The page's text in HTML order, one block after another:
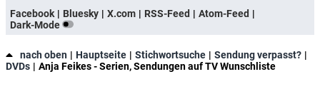
Facebook
Bluesky X.com RSS-Feed
Atom-Feed
Dark-Mode
nach oben Hauptseite Stichwortsuche
Sendung verpasst?
DVDs
Anja Feikes - Serien, Sendungen auf TV Wunschliste